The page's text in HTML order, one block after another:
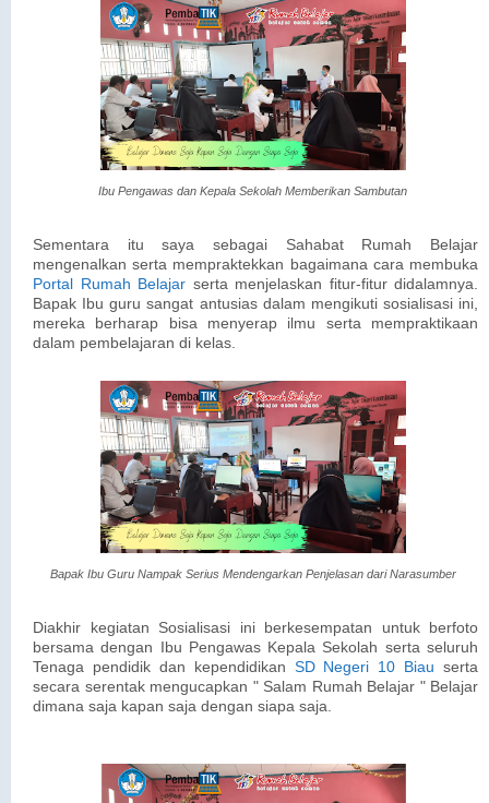
Ibu Pengawas dan Kepala Sekolah Memberikan Sambutan
Sementara itu saya sebagai Sahabat Rumah Belajar
mengenalkan serta mempraktekkan bagaimana cara membuka
Portal Rumah Belajar serta menjelaskan fitur-fitur didalamnya.
Bapak Ibu guru sangat antusias dalam mengikuti sosialisasi ini,
mereka berharap bisa menyerap ilmu serta mempraktikaan
dalam pembelajaran di kelas.
Bapak Ibu Guru Nampak Serius Mendengarkan Penjelasan dari Narasumber
Diakhir kegiatan Sosialisasi ini berkesempatan untuk berfoto
bersama dengan Ibu Pengawas Kepala Sekolah serta seluruh
Tenaga pendidik dan kependidikan SD Negeri 10 Biau serta
secara serentak mengucapkan " Salam Rumah Belajar " Belajar
dimana saja kapan saja dengan siapa saja.